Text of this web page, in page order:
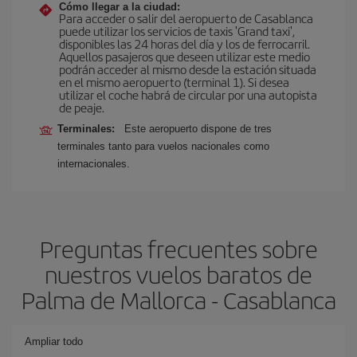
Cómo llegar a la ciudad:
Para acceder o salir del aeropuerto de Casablanca
puede utilizar los servicios de taxis 'Grand taxi',
disponibles las 24 horas del día y los de ferrocarril.
Aquellos pasajeros que deseen utilizar este medio
podrán acceder al mismo desde la estación situada
en el mismo aeropuerto (terminal 1). Si desea
utilizar el coche habrá de circular por una autopista
de peaje.
Terminales:
Este aeropuerto dispone de tres
terminales tanto para vuelos nacionales como
internacionales.
Preguntas frecuentes sobre
nuestros vuelos baratos de
Palma de Mallorca - Casablanca
Ampliar todo